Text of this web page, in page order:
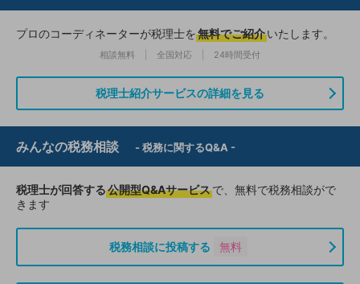
プロのコーディネーターが税理士を無料でご紹介いたします。
相談無料 全国対応 24時間受付
税理士紹介サービスの詳細を見る
みんなの税務相談 - 税務に関するQ&A -
税理士が回答する公開型Q&Aサービスで、無料で税務相談がで
きます
税務相談に投稿する 無料